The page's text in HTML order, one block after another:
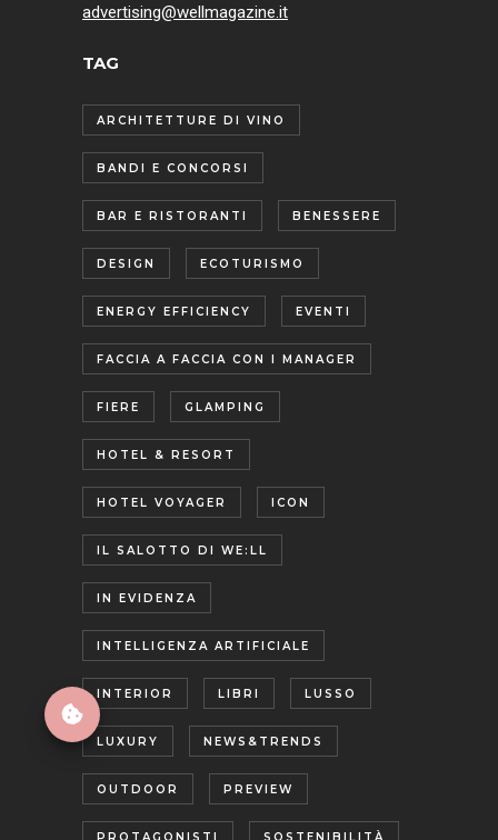
advertising@wellmagazine.it
TAG
ARCHITETTURE DI VINO
BANDI E CONCORSI
BAR E RISTORANTI BENESSERE
DESIGN ECOTURISMO
ENERGY EFFICIENCY EVENTI
FACCIA A FACCIA CON I MANAGER
FIERE GLAMPING
HOTEL & RESORT
HOTEL VOYAGER ICON
IL SALOTTO DI WE:LL
IN EVIDENZA
INTELLIGENZA ARTIFICIALE
INTERIOR LIBRI LUSSO
LUXURY NEWS&TRENDS
OUTDOOR PREVIEW
PROTAGONISTI SOSTENIBILITÀ